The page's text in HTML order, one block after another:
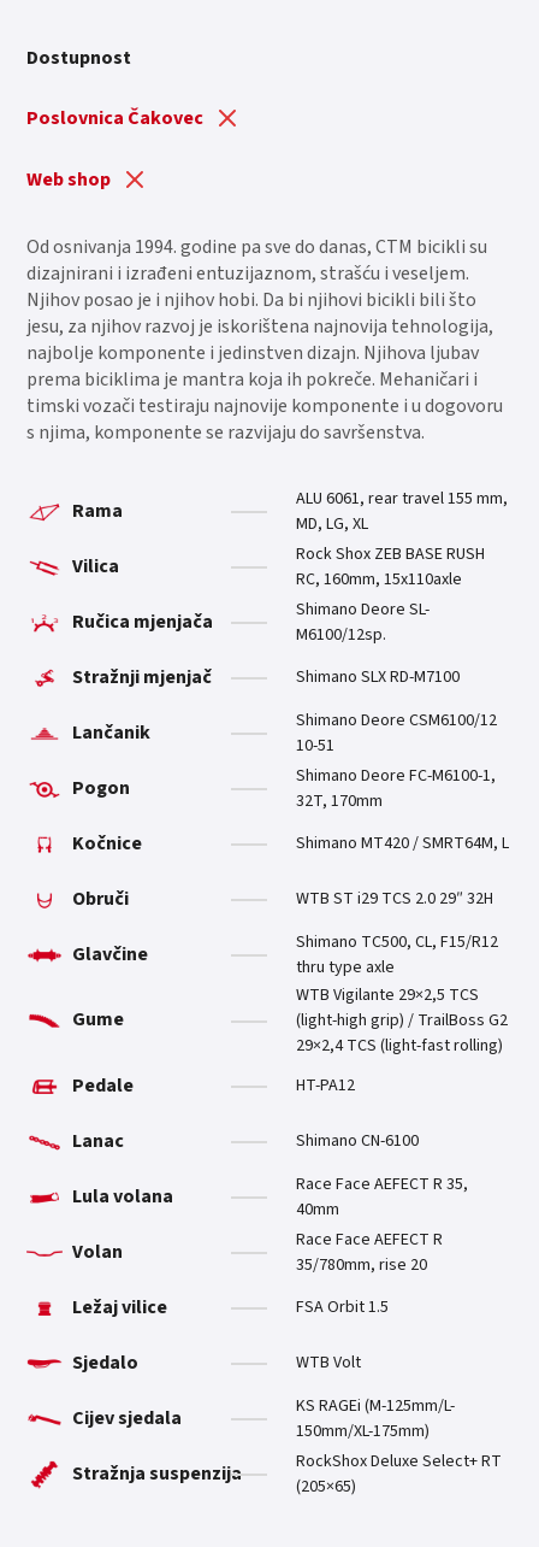
Dostupnost
Poslovnica Čakovec
Web shop
Od osnivanja 1994. godine pa sve do danas, CTM bicikli su
dizajnirani i izrađeni entuzijaznom, strašću i veseljem.
Njihov posao je i njihov hobi. Da bi njihovi bicikli bili što
jesu, za njihov razvoj je iskorištena najnovija tehnologija,
najbolje komponente i jedinstven dizajn. Njihova ljubav
prema biciklima je mantra koja ih pokreče. Mehaničari i
timski vozači testiraju najnovije komponente i u dogovoru
s njima, komponente se razvijaju do savršenstva.
Rama
ALU 6061, rear travel 155 mm,
MD, LG, XL
Vilica
Rock Shox ZEB BASE RUSH
RC, 160mm, 15x110axle
Ručica mjenjača
Shimano Deore SL-
M6100/12sp.
Stražnji mjenjač Shimano SLX RD-M7100
Lančanik
Shimano Deore CSM6100/12
10-51
Pogon
Shimano Deore FC-M6100-1,
32T, 170mm
Kočnice Shimano MT420 / SMRT64M, L
Obruči WTB ST i29 TCS 2.0 29″ 32H
Glavčine
Shimano TC500, CL, F15/R12
thru type axle
Gume
WTB Vigilante 29×2,5 TCS
(light-high grip) / TrailBoss G2
29×2,4 TCS (light-fast rolling)
Pedale HT-PA12
Lanac Shimano CN-6100
Lula volana
Race Face AEFECT R 35,
40mm
Volan
Race Face AEFECT R
35/780mm, rise 20
Ležaj vilice FSA Orbit 1.5
Sjedalo WTB Volt
Cijev sjedala
KS RAGEi (M-125mm/L-
150mm/XL-175mm)
Stražnja suspenzija
RockShox Deluxe Select+ RT
(205×65)